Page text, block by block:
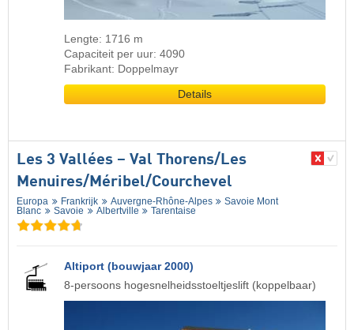
Lengte: 1716 m
Capaciteit per uur: 4090
Fabrikant: Doppelmayr
Details
Les 3 Vallées – Val Thorens/​Les
Menuires/​Méribel/​Courchevel
Europa Frankrijk Auvergne-Rhône-Alpes
Savoie Mont
Blanc
Savoie Albertville Tarentaise
Altiport (bouwjaar 2000)
8-persoons hogesnelheidsstoeltjeslift (koppelbaar)